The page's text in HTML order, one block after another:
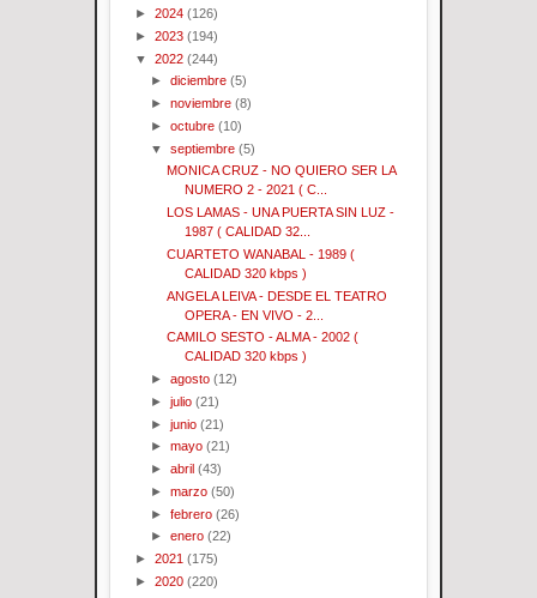
► 2024 (126)
► 2023 (194)
▼ 2022 (244)
►diciembre (5)
►noviembre (8)
►octubre (10)
▼septiembre (5)
MONICA CRUZ - NO QUIERO SER LA
NUMERO 2 - 2021 ( C...
LOS LAMAS - UNA PUERTA SIN LUZ -
1987 ( CALIDAD 32...
CUARTETO WANABAL - 1989 (
CALIDAD 320 kbps )
ANGELA LEIVA - DESDE EL TEATRO
OPERA - EN VIVO - 2...
CAMILO SESTO - ALMA - 2002 (
CALIDAD 320 kbps )
►agosto (12)
►julio (21)
►junio (21)
►mayo (21)
►abril (43)
►marzo (50)
►febrero (26)
►enero (22)
► 2021 (175)
► 2020 (220)